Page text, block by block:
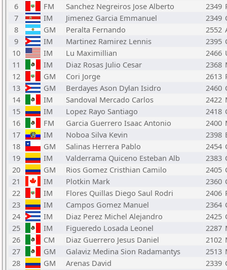
6
FM Sanchez Negreiros Jose Alberto 2349
7
IM Jimenez Garcia Emmanuel 2349
8
GM Peralta Fernando 2552
9
IM Martinez Ramirez Lennis 2395
10
IM Lu Maximillian 2466
11
IM Diaz Rosas Julio Cesar 2368
12
GM Cori Jorge 2613
13
GM Berdayes Ason Dylan Isidro 2460
14
IM Sandoval Mercado Carlos 2422
15
IM Lopez Rayo Santiago 2418
16
FM Garcia Guerrero Isaac Antonio 2400
17
IM Noboa Silva Kevin 2398
18
GM Salinas Herrera Pablo 2454
19
IM Valderrama Quiceno Esteban Alb 2383
20
GM Rios Gomez Cristhian Camilo 2405
21
IM Plotkin Mark 2360
22
IM Flores Quillas Diego Saul Rodri 2406
23
IM Campos Gomez Manuel 2364
24
IM Diaz Perez Michel Alejandro 2425
25
IM Figueredo Losada Leonel 2287
26
CM Diaz Guerrero Jesus Daniel 2102
27
GM Galaviz Medina Sion Radamantys 2513
28
GM Arenas David 2339